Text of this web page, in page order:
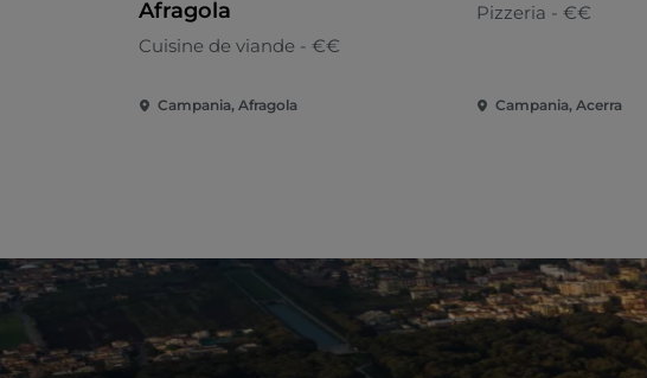
Afragola
Cuisine de viande - €€
Campania, Afragola
Pizzeria - €€
Campania, Acerra